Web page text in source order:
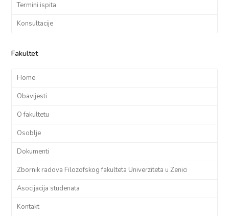
Termini ispita
Konsultacije
Fakultet
Home
Obavijesti
O fakultetu
Osoblje
Dokumenti
Zbornik radova Filozofskog fakulteta Univerziteta u Zenici
Asocijacija studenata
Kontakt